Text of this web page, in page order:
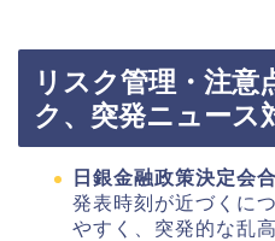
リスク管理・注意
ク、突発ニュース
日銀金融政策決定会
発表時刻が近づくに
やすく、突発的な乱